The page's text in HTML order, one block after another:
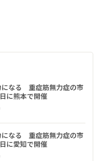
になる 重症筋無力症の市
に熊本で開催
になる 重症筋無力症の市
に愛知で開催